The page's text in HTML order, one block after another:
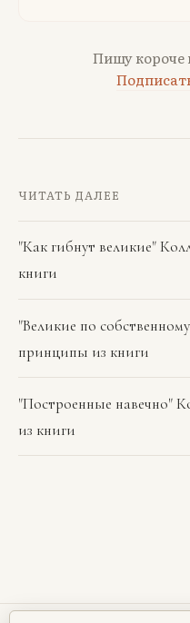
Пишу короче
ЧИТАТЬ ДАЛЕЕ
"Как гибнут великие"
книги
"Великие по
принципы из книги
"Построенные навечно"
из книги